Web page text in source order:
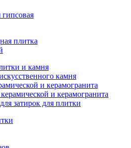
плитка
и камня
камня
и керамогранита
и керамогранита
затирок для плитки